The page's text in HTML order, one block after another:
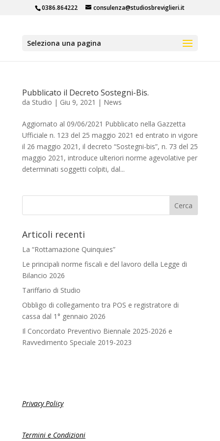
0386.864222 consulenza@studiosbreviglieri.it
Seleziona una pagina
Pubblicato il Decreto Sostegni-Bis.
da Studio | Giu 9, 2021 | News
Aggiornato al 09/06/2021 Pubblicato nella Gazzetta
Ufficiale n. 123 del 25 maggio 2021 ed entrato in vigore
il 26 maggio 2021, il decreto “Sostegni-bis”, n. 73 del 25
maggio 2021, introduce ulteriori norme agevolative per
determinati soggetti colpiti, dal...
Articoli recenti
La “Rottamazione Quinquies”
Le principali norme fiscali e del lavoro della Legge di
Bilancio 2026
Tariffario di Studio
Obbligo di collegamento tra POS e registratore di
cassa dal 1° gennaio 2026
Il Concordato Preventivo Biennale 2025-2026 e
Ravvedimento Speciale 2019-2023
Privacy Policy
Termini e Condizioni